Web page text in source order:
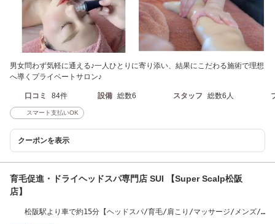
男女問わず気軽に通える♪一人ひとりに寄り添い、結果にこだわる施術で理想
へ導くプライベートサロン♪
口コミ 84件 設備 総数6 スタッフ 総数6人
スマート支払いOK
クーポンを表示
育毛促進・ドライヘッドスパ専門店 SUI 【Super Scalp松阪
店】
松阪駅より車で約15分【ヘッドスパ/育毛/肩こり/マッサージ/メンズ/